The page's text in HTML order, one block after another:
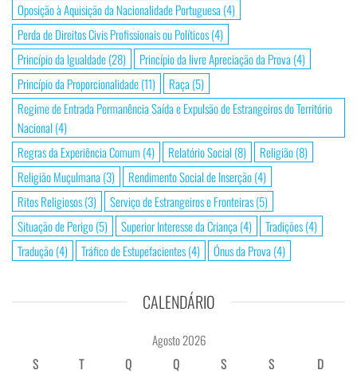
Oposição à Aquisição da Nacionalidade Portuguesa (4)
Perda de Direitos Civis Profissionais ou Políticos(4)
Princípio da Igualdade(28) Princípio da livre Apreciação da Prova (4)
Princípio da Proporcionalidade(11) Raça (5)
Regime de Entrada Permanência Saída e Expulsão de Estrangeiros do Território
Nacional (4)
Regras da Experiência Comum (4) Relatório Social (8) Religião(8)
Religião Muçulmana (3) Rendimento Social de Inserção(4)
Ritos Religiosos(3) Serviço de Estrangeiros e Fronteiras(5)
Situação de Perigo(5) Superior Interesse da Criança (4) Tradições(4)
Tradução(4) Tráfico de Estupefacientes(4) Ónus da Prova (4)
CALENDÁRIO
Agosto 2026
S
T Q Q S S
D